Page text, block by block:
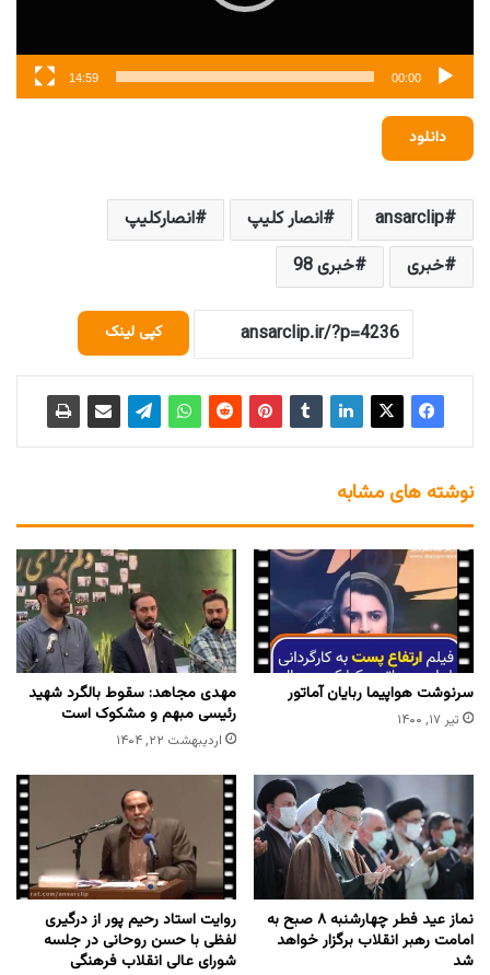
00:00
14:59
دانلود
ansarclip انصار کلیپ
انصارکلیپ
خبری
خبری 98
کپی لینک
نوشته های مشابه
سرنوشت هواپیما ربایان آماتور
تیر ۱۷, ۱۴۰۰
مهدی مجاهد: سقوط بالگرد شهید
رئیسی مبهم و مشکوک است
اردیبهشت ۲۲, ۱۴۰۴
نماز عید فطر چهارشنبه ۸ صبح به
امامت رهبر انقلاب برگزار خواهد
شد
روایت استاد رحیم پور از درگیری
لفظی با حسن روحانی در جلسه
شورای عالی انقلاب فرهنگی